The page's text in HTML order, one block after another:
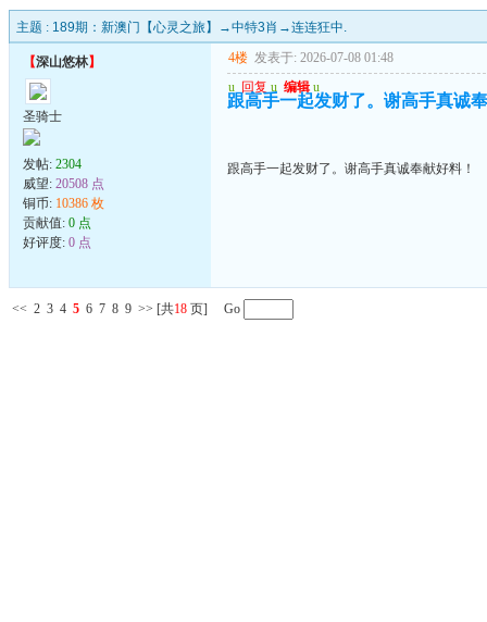
主题 : 189期：新澳门【心灵之旅】→中特3肖→连连狂中.
【深山悠林】
圣骑士
发帖: 2304
威望: 20508 点
铜币: 10386 枚
贡献值: 0 点
好评度: 0 点
4楼 发表于: 2026-07-08 01:48
u 回复 u 编辑 u
跟高手一起发财了。谢高手真诚
跟高手一起发财了。谢高手真诚奉献好料！
<< 2 3 4 5 6 7 8 9 >> [共18 页] Go